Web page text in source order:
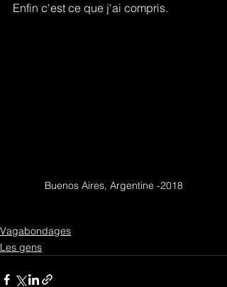
Enfin c'est ce que j'ai compris.
Buenos Aires, Argentine -2018
Vagabondages
Les gens